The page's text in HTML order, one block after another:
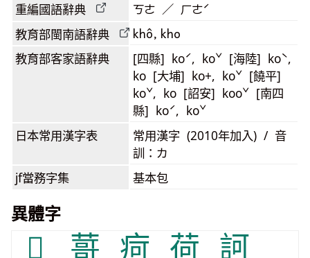
重編國語辭典 ㄎㄜ ／ ㄏㄜˊ
教育部閩南語辭典 khô, kho
教育部客家語辭典
[四縣] koˊ, koˇ [海陸] koˋ,
ko [大埔] ko+, koˇ [饒平]
koˇ, ko [詔安] kooˇ [南四
縣] koˊ, koˇ
日本常用漢字表
常用漢字 (2010年加入) / 音
訓：カ
jf當務字集 基本包
異體字
𰳖 䔅 疴 荷 訶